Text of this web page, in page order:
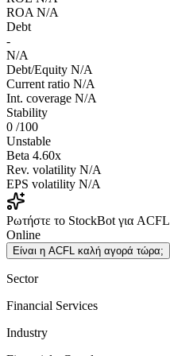
ROA N/A
Debt
-
N/A
Debt/Equity N/A
Current ratio N/A
Int. coverage N/A
Stability
0 /100
Unstable
Beta 4.60x
Rev. volatility N/A
EPS volatility N/A
Ρωτήστε το StockBot για ACFL
Online
Είναι η ACFL καλή αγορά τώρα;
Sector
Financial Services
Industry